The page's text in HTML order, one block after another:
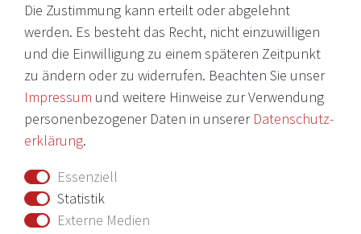
Impressum
Daten­schutz­erklärung
AGB
Barrierefreiheitserklärung
Widerrufs­recht
Vertrag widerrufen
Die Zustimmung kann erteilt oder abgelehnt
werden. Es besteht das Recht, nicht einzuwilligen
und die Einwilligung zu einem späteren Zeitpunkt
zu ändern oder zu widerrufen. Beachten Sie unser
Impressum und weitere Hinweise zur Verwendung
personenbezogener Daten in unserer Daten­schutz­
erklärung.
Essenziell
Statistik
Externe Medien